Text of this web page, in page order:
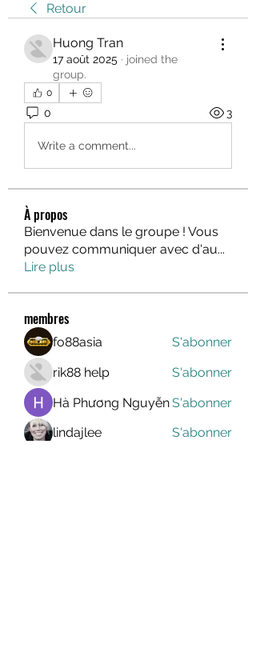
Retour
Huong Tran
17 août 2025 · joined the
group.
0
0 3
Write a comment...
À propos
Bienvenue dans le groupe ! Vous
pouvez communiquer avec d'au...
Lire plus
membres
fo88asia
S'abonner
rik88 help
S'abonner
Hà Phương NguyễnS'abonner
lindajlee
S'abonner